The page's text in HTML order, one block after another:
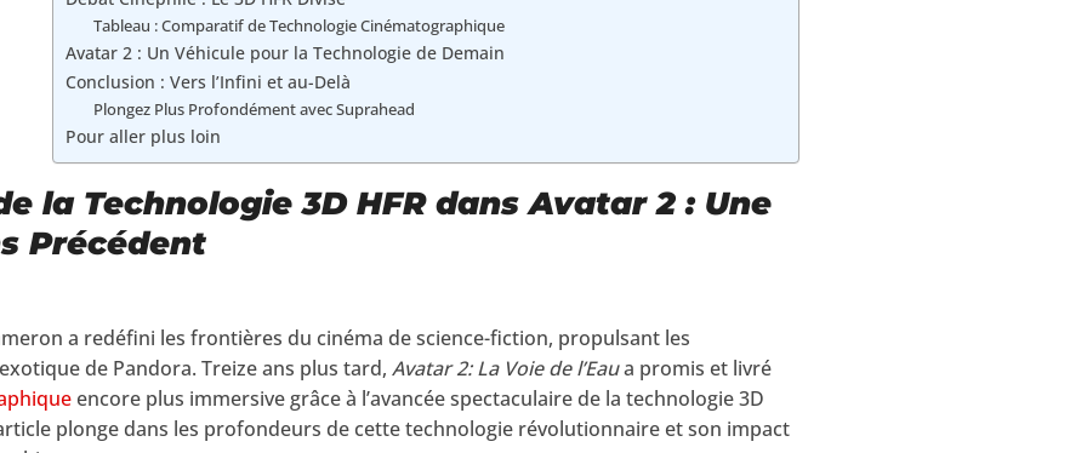
Tableau : Comparatif de Technologie Cinématographique
Avatar 2 : Un Véhicule pour la Technologie de Demain
Conclusion : Vers l’Infini et au-Delà
Plongez Plus Profondément avec Suprahead
Pour aller plus loin
la Technologie 3D HFR dans Avatar 2 : Une
Précédent
a redéfini les frontières du cinéma de science-fiction, propulsant les
de Pandora. Treize ans plus tard, Avatar 2: La Voie de l’Eaua promis et livré
encore plus immersive grâce à l’avancée spectaculaire de la technologie 3D
article plonge dans les profondeurs de cette technologie révolutionnaire et son impact